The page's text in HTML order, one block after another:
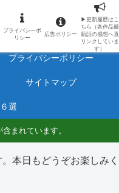
りで毎日更新しています。
プロフィール
プライバシーポリシー
サイトマップ
選
まれています。
本日もどうぞお楽しみく
プライバシーポ
リシー
広告ポリシー
▶更新履歴はこ
ちら（各作品最
新話の感想へ直
リンクしていま
す）